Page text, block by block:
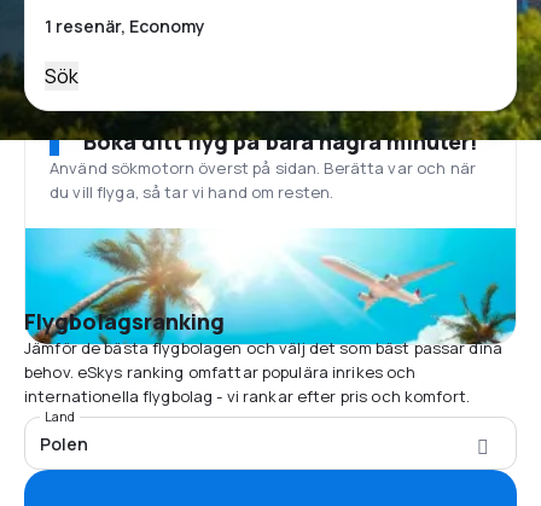
Sök
Boka ditt flyg på bara några minuter!
Använd sökmotorn överst på sidan. Berätta var och när
du vill flyga, så tar vi hand om resten.
Flygbolagsranking
Jämför de bästa flygbolagen och välj det som bäst passar dina
behov. eSkys ranking omfattar populära inrikes och
internationella flygbolag - vi rankar efter pris och komfort.
Land
Polen